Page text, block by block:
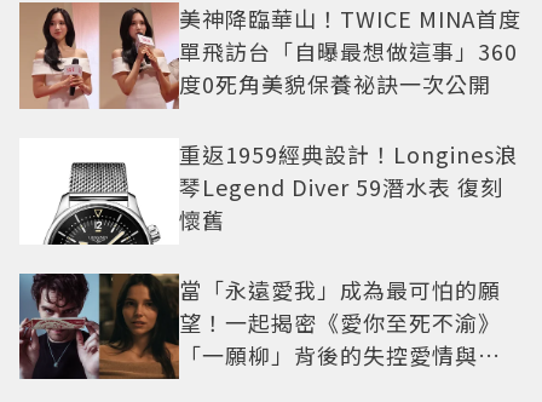
美神降臨華山！TWICE MINA首度
單飛訪台「自曝最想做這事」360
度0死角美貌保養祕訣一次公開
重返1959經典設計！Longines浪
琴Legend Diver 59潛水表 復刻
懷舊
當「永遠愛我」成為最可怕的願
望！一起揭密《愛你至死不渝》
「一願柳」背後的失控愛情與爆